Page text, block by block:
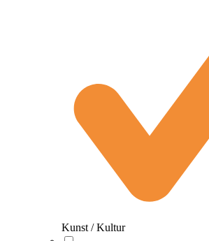
Kunst / Kultur